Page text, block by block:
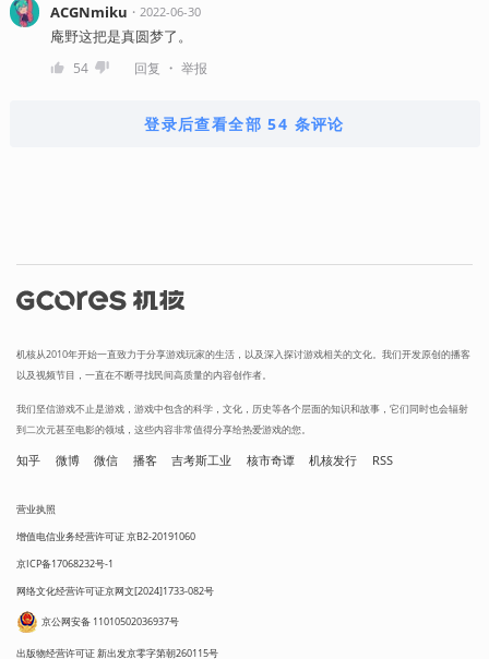
ACGNmiku ・ 2022-06-30
庵野这把是真圆梦了。
54 回复 ・ 举报
登录后查看全部 54 条评论
机核从2010年开始一直致力于分享游戏玩家的生活，以及深入探讨游戏相关的文化。我们开发原创的播客
以及视频节目，一直在不断寻找民间高质量的内容创作者。
我们坚信游戏不止是游戏，游戏中包含的科学，文化，历史等各个层面的知识和故事，它们同时也会辐射
到二次元甚至电影的领域，这些内容非常值得分享给热爱游戏的您。
知乎 微博 微信 播客 吉考斯工业 核市奇谭 机核发行 RSS
营业执照
增值电信业务经营许可证 京B2-20191060
京ICP备17068232号-1
网络文化经营许可证京网文[2024]1733-082号
京公网安备 11010502036937号
出版物经营许可证 新出发京零字第朝260115号